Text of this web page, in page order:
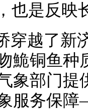
也是反映
穿越了新
鮠铜鱼种
象部门提
服务保